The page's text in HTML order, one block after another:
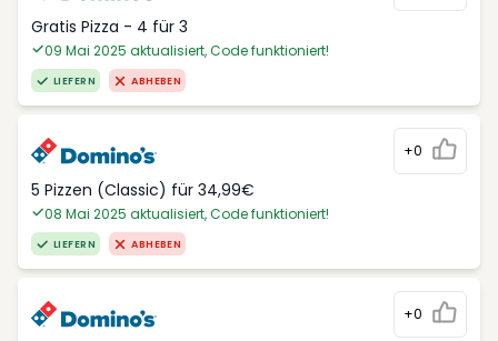
Gratis Pizza - 4 für 3
09 Mai 2025 aktualisiert, Code funktioniert!
LIEFERN ABHEBEN
+0
5 Pizzen (Classic) für 34,99€
08 Mai 2025 aktualisiert, Code funktioniert!
LIEFERN ABHEBEN
+0